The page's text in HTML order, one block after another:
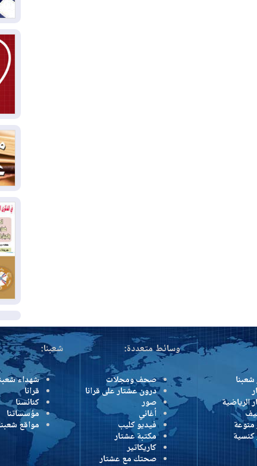
شعبنا
الرياضية
منوعة
كنسية
وسائط متعددة:
صحف ومجلات
درون عشتار على قرانا
صور
أغاني
فيديو كليب
مكتبة عشتار
كاريكاتير
صحتك مع عشتار
شعبنا:
شهداء
قرانا
كنائسنا
مؤسساتنا
مواقع